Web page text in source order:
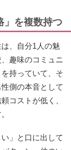
」を複数持つ
、自分1人の魅
趣味のコミュニ
持っていて、そ
側の本音として
コストが低く、
」と口に出して